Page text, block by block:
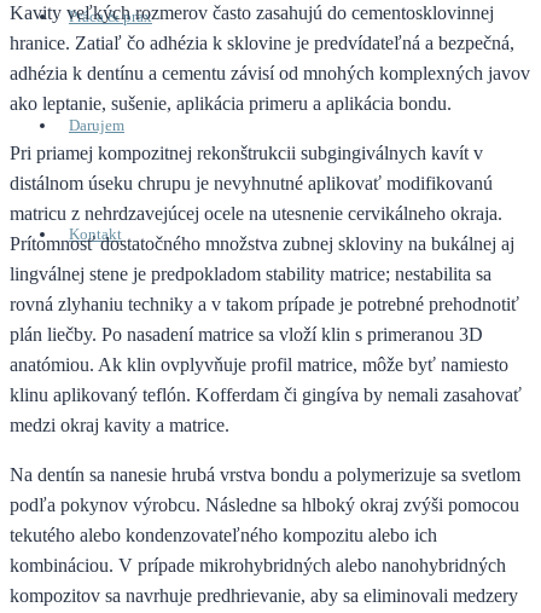
Práca & prax
Darujem
Kontakt
Kavity veľkých rozmerov často zasahujú do cementosklovinnej
hranice. Zatiaľ čo adhézia k sklovine je predvídateľná a bezpečná,
adhézia k dentínu a cementu závisí od mnohých komplexných javov
ako leptanie, sušenie, aplikácia primeru a aplikácia bondu.
Pri priamej kompozitnej rekonštrukcii subgingiválnych kavít v
distálnom úseku chrupu je nevyhnutné aplikovať modifikovanú
matricu z nehrdzavejúcej ocele na utesnenie cervikálneho okraja.
Prítomnosť dostatočného množstva zubnej skloviny na bukálnej aj
lingválnej stene je predpokladom stability matrice; nestabilita sa
rovná zlyhaniu techniky a v takom prípade je potrebné prehodnotiť
plán liečby. Po nasadení matrice sa vloží klin s primeranou 3D
anatómiou. Ak klin ovplyvňuje profil matrice, môže byť namiesto
klinu aplikovaný teflón. Kofferdam či gingíva by nemali zasahovať
medzi okraj kavity a matrice.
Na dentín sa nanesie hrubá vrstva bondu a polymerizuje sa svetlom
podľa pokynov výrobcu. Následne sa hlboký okraj zvýši pomocou
tekutého alebo kondenzovateľného kompozitu alebo ich
kombináciou. V prípade mikrohybridných alebo nanohybridných
kompozitov sa navrhuje predhrievanie, aby sa eliminovali medzery